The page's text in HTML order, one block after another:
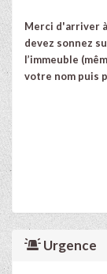
Merci d'arriver
devez sonnez
l’immeuble
votre nom puis
Urgence